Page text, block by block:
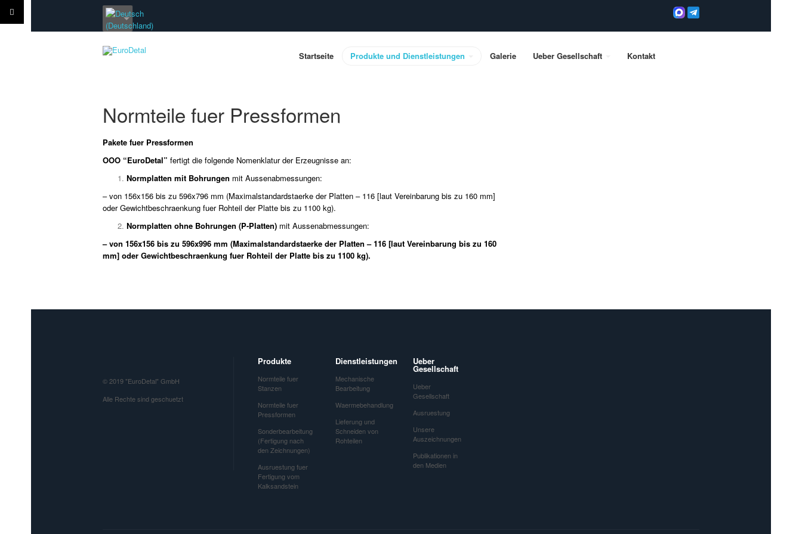
Startseite Produkte und Dienstleistungen Galerie Ueber Gesellschaft Kontakt
Normteile fuer Pressformen
Pakete fuer Pressformen
OOO “EuroDetal” fertigt die folgende Nomenklatur der Erzeugnisse an:
Normplatten mit Bohrungen mit Aussenabmessungen:
– von 156x156 bis zu 596x796 mm (Maximalstandardstaerke der Platten – 116 [laut Vereinbarung bis zu 160 mm]
oder Gewichtbeschraenkung fuer Rohteil der Platte bis zu 1100 kg).
Normplatten ohne Bohrungen (P-Platten) mit Aussenabmessungen:
– von 156x156 bis zu 596x996 mm (Maximalstandardstaerke der Platten – 116 [laut Vereinbarung bis zu 160
mm] oder Gewichtbeschraenkung fuer Rohteil der Platte bis zu 1100 kg).
© 2019 "EuroDetal" GmbH
Alle Rechte sind geschuetzt
Produkte
Normteile fuer
Stanzen
Normteile fuer
Pressformen
Sonderbearbeitung
(Fertigung nach
den Zeichnungen)
Ausruestung fuer
Fertigung vom
Kalksandstein
Dienstleistungen
Mechanische
Bearbeitung
Waermebehandlung
Lieferung und
Schneiden von
Rohteilen
Ueber
Gesellschaft
Ueber
Gesellschaft
Ausruestung
Unsere
Auszeichnungen
Publikationen in
den Medien